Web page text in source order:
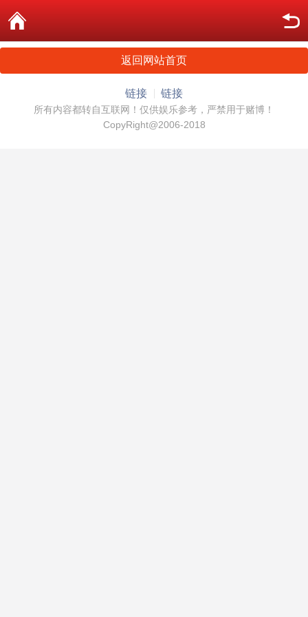
返回网站首页
链接 链接
所有内容都转自互联网！仅供娱乐参考，严禁用于赌博！
CopyRight@2006-2018